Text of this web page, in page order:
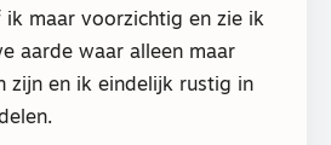
ik maar voorzichtig en zie ik
aarde waar alleen maar
zijn en ik eindelijk rustig in